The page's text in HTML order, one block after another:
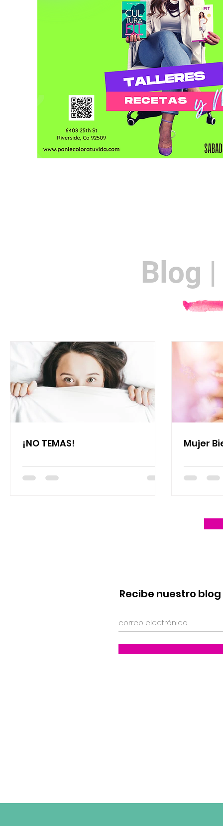
Blog
¡NO TEMAS! Mujer
Recibe nuestro